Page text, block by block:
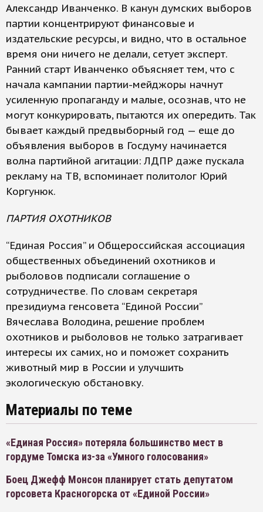
Александр Иванченко. В канун думских выборов
партии концентрируют финансовые и
издательские ресурсы, и видно, что в остальное
время они ничего не делали, сетует эксперт.
Ранний старт Иванченко объясняет тем, что с
начала кампании партии-мейджоры начнут
усиленную пропаганду и малые, осознав, что не
могут конкурировать, пытаются их опередить. Так
бывает каждый предвыборный год — еще до
объявления выборов в Госдуму начинается
волна партийной агитации: ЛДПР даже пускала
рекламу на ТВ, вспоминает политолог Юрий
Коргунюк.
ПАРТИЯ ОХОТНИКОВ
“Единая Россия” и Общероссийская ассоциация
общественных объединений охотников и
рыболовов подписали соглашение о
сотрудничестве. По словам секретаря
президиума генсовета “Единой России”
Вячеслава Володина, решение проблем
охотников и рыболовов не только затрагивает
интересы их самих, но и поможет сохранить
животный мир в России и улучшить
экологическую обстановку.
Материалы по теме
«Единая Россия» потеряла большинство мест в
гордуме Томска из-за «Умного голосования»
Боец Джефф Монсон планирует стать депутатом
горсовета Красногорска от «Единой России»